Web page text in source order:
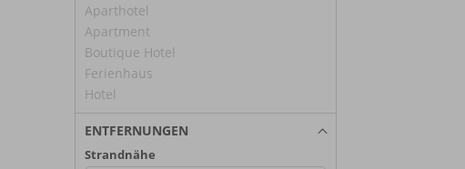
Aparthotel
Apartment
Boutique Hotel
Ferienhaus
Hotel
ENTFERNUNGEN
Strandnähe